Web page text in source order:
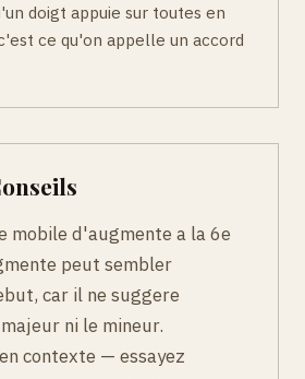
doigt appuie sur toutes en
ce qu'on appelle un accord
mobile d'augmente a la 6e
peut sembler
car il ne suggere
ni le mineur.
contexte — essayez